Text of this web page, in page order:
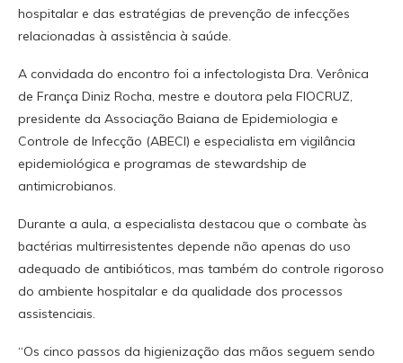
hospitalar e das estratégias de prevenção de infecções
relacionadas à assistência à saúde.
A convidada do encontro foi a infectologista Dra. Verônica
de França Diniz Rocha, mestre e doutora pela FIOCRUZ,
presidente da Associação Baiana de Epidemiologia e
Controle de Infecção (ABECI) e especialista em vigilância
epidemiológica e programas de stewardship de
antimicrobianos.
Durante a aula, a especialista destacou que o combate às
bactérias multirresistentes depende não apenas do uso
adequado de antibióticos, mas também do controle rigoroso
do ambiente hospitalar e da qualidade dos processos
assistenciais.
“Os cinco passos da higienização das mãos seguem sendo